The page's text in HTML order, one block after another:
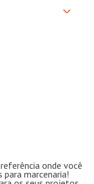
onde você
marcenaria!